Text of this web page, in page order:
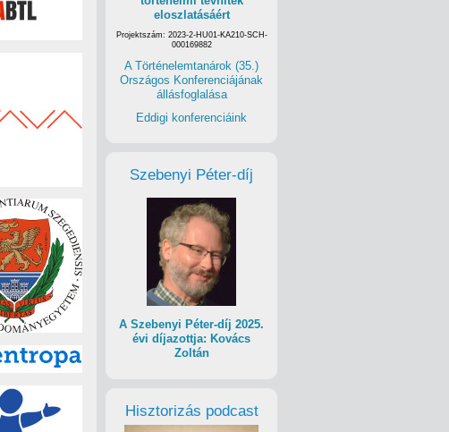
eloszlatásáért
Projektszám: 2023-2-HU01-KA210-SCH-
000169882
A Történelemtanárok (35.)
Országos Konferenciájának
állásfoglalása
Eddigi konferenciáink
Szebenyi Péter-díj
A Szebenyi Péter-díj 2025.
évi díjazottja: Kovács
Zoltán
Hisztorizás podcast